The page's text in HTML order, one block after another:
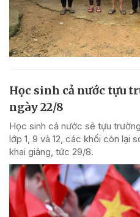
Học sinh cả nước tựu
ngày 22/8
Học sinh cả nước sẽ tựu
lớp 1, 9 và 12, các khối còn lại
khai giảng, tức 29/8.